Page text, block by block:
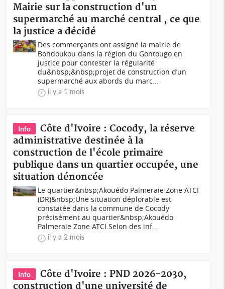
Mairie sur la construction d'un
supermarché au marché central , ce que
la justice a décidé
Des commerçants ont assigné la mairie de
Bondoukou dans la région du Gontougo en
justice pour contester la régularité
du&nbsp;&nbsp;projet de construction d’un
supermarché aux abords du marc...
il y a 1 mois
Info
Côte d'Ivoire : Cocody, la réserve
administrative destinée à la
construction de l'école primaire
publique dans un quartier occupée, une
situation dénoncée
Le quartier&nbsp;Akouédo Palmeraie Zone ATCI
(DR)&nbsp;Une situation déplorable est
constatée dans la commune de Cocody
précisément au quartier&nbsp;Akouédo
Palmeraie Zone ATCI.Selon des inf...
il y a 2 mois
Info
Côte d'Ivoire : PND 2026-2030,
construction d'une université de